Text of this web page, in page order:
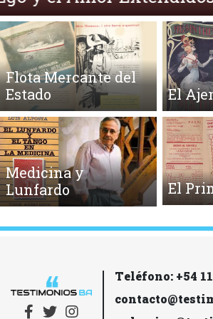
Flota Mercante del
Estado
El
Medicina y
Lunfardo
El
Teléfono: +54